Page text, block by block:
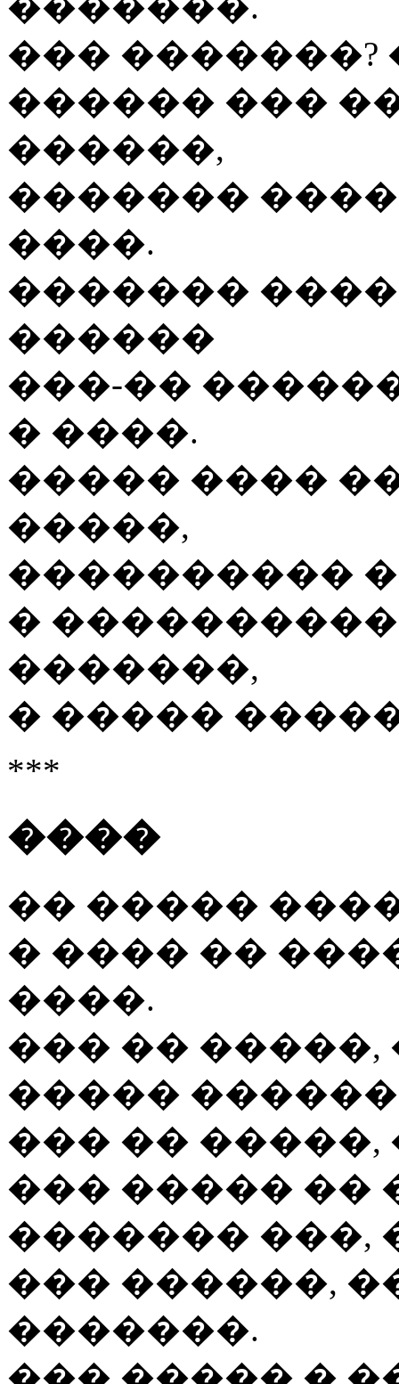
��� �������?
������ ���
������,
�������
����.
�������
������
���-��
� ����.
����� ����
�����,
����������
�
�������,
� �����
***
����
�� �����
� ���� ��
����.
��� ��
�����
��� ��
��� ����� ��
������� ���,
��� ������,
�������.